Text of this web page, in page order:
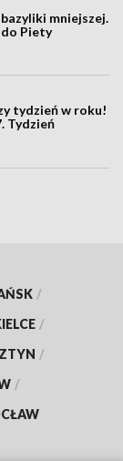
mniejszej.
Piety
tydzień w roku!
Tydzień
/
/
/
/